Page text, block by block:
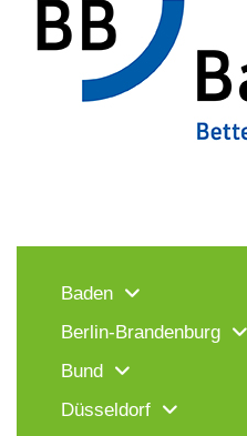
Baden
Berlin-Brandenburg
Bund
Düsseldorf